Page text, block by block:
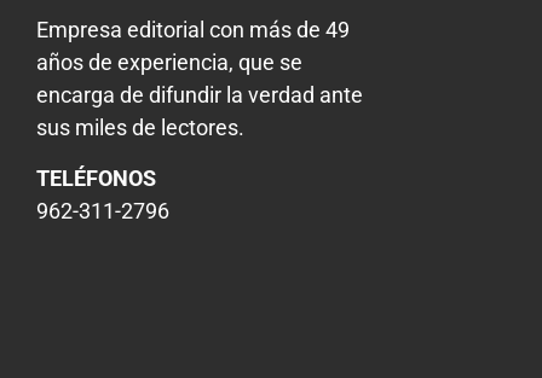
Empresa editorial con más de 49
años de experiencia, que se
encarga de difundir la verdad ante
sus miles de lectores.
TELÉFONOS
962-311-2796